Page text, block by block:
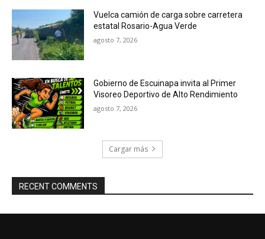
Vuelca camión de carga sobre carretera
estatal Rosario-Agua Verde
agosto 7, 2026
Gobierno de Escuinapa invita al Primer
Visoreo Deportivo de Alto Rendimiento
agosto 7, 2026
Cargar más
RECENT COMMENTS